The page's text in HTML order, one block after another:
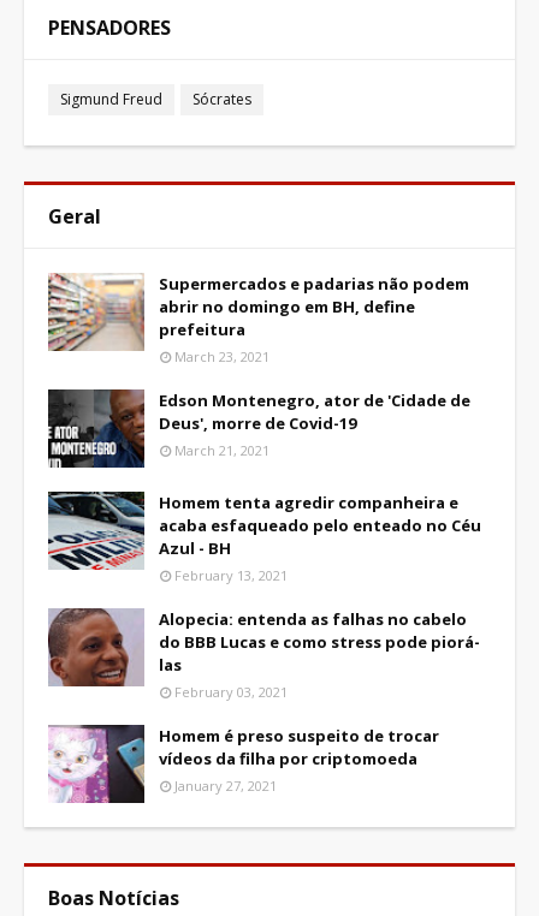
PENSADORES
Sigmund Freud Sócrates
Geral
Supermercados e padarias não podem
abrir no domingo em BH, define
prefeitura
March 23, 2021
Edson Montenegro, ator de 'Cidade de
Deus', morre de Covid-19
March 21, 2021
Homem tenta agredir companheira e
acaba esfaqueado pelo enteado no Céu
Azul - BH
February 13, 2021
Alopecia: entenda as falhas no cabelo
do BBB Lucas e como stress pode piorá-
las
February 03, 2021
Homem é preso suspeito de trocar
vídeos da filha por criptomoeda
January 27, 2021
Boas Notícias